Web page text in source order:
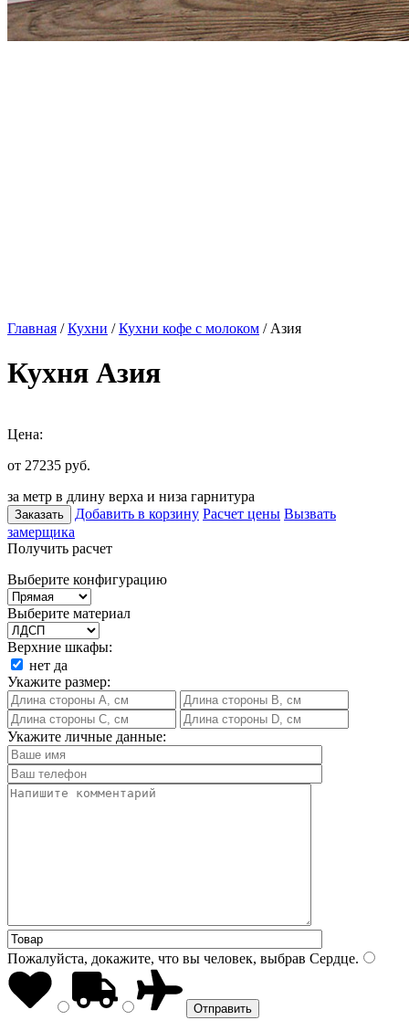
Главная /Кухни /Кухни кофе с молоком / Азия
Кухня Азия
Цена:
от 27235 руб.
за метр в длину верха и низа гарнитура
Заказать Добавить в корзину Расчет цены Вызвать
замерщика
Получить расчет
Выберите конфигурацию
Выберите материал
Верхние шкафы:
нет да
Укажите размер:
Укажите личные данные:
Пожалуйста, докажите, что вы человек, выбрав Сердце.